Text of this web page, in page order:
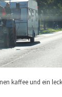
kaffee und ein